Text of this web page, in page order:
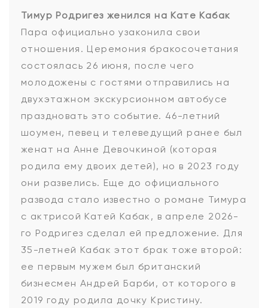
Тимур Родригез женился на Кате Кабак
Пара официально узаконила свои
отношения. Церемония бракосочетания
состоялась 26 июня, после чего
молодожены с гостями отправились на
двухэтажном экскурсионном автобусе
праздновать это событие. 46-летний
шоумен, певец и телеведущий ранее был
женат на Анне Девочкиной (которая
родила ему двоих детей), но в 2023 году
они развелись. Еще до официального
развода стало известно о романе Тимура
с актрисой Катей Кабак, в апреле 2026-
го Родригез сделал ей предложение. Для
35-летней Кабак этот брак тоже второй:
ее первым мужем был британский
бизнесмен Андрей Барби, от которого в
2019 году родила дочку Кристину.